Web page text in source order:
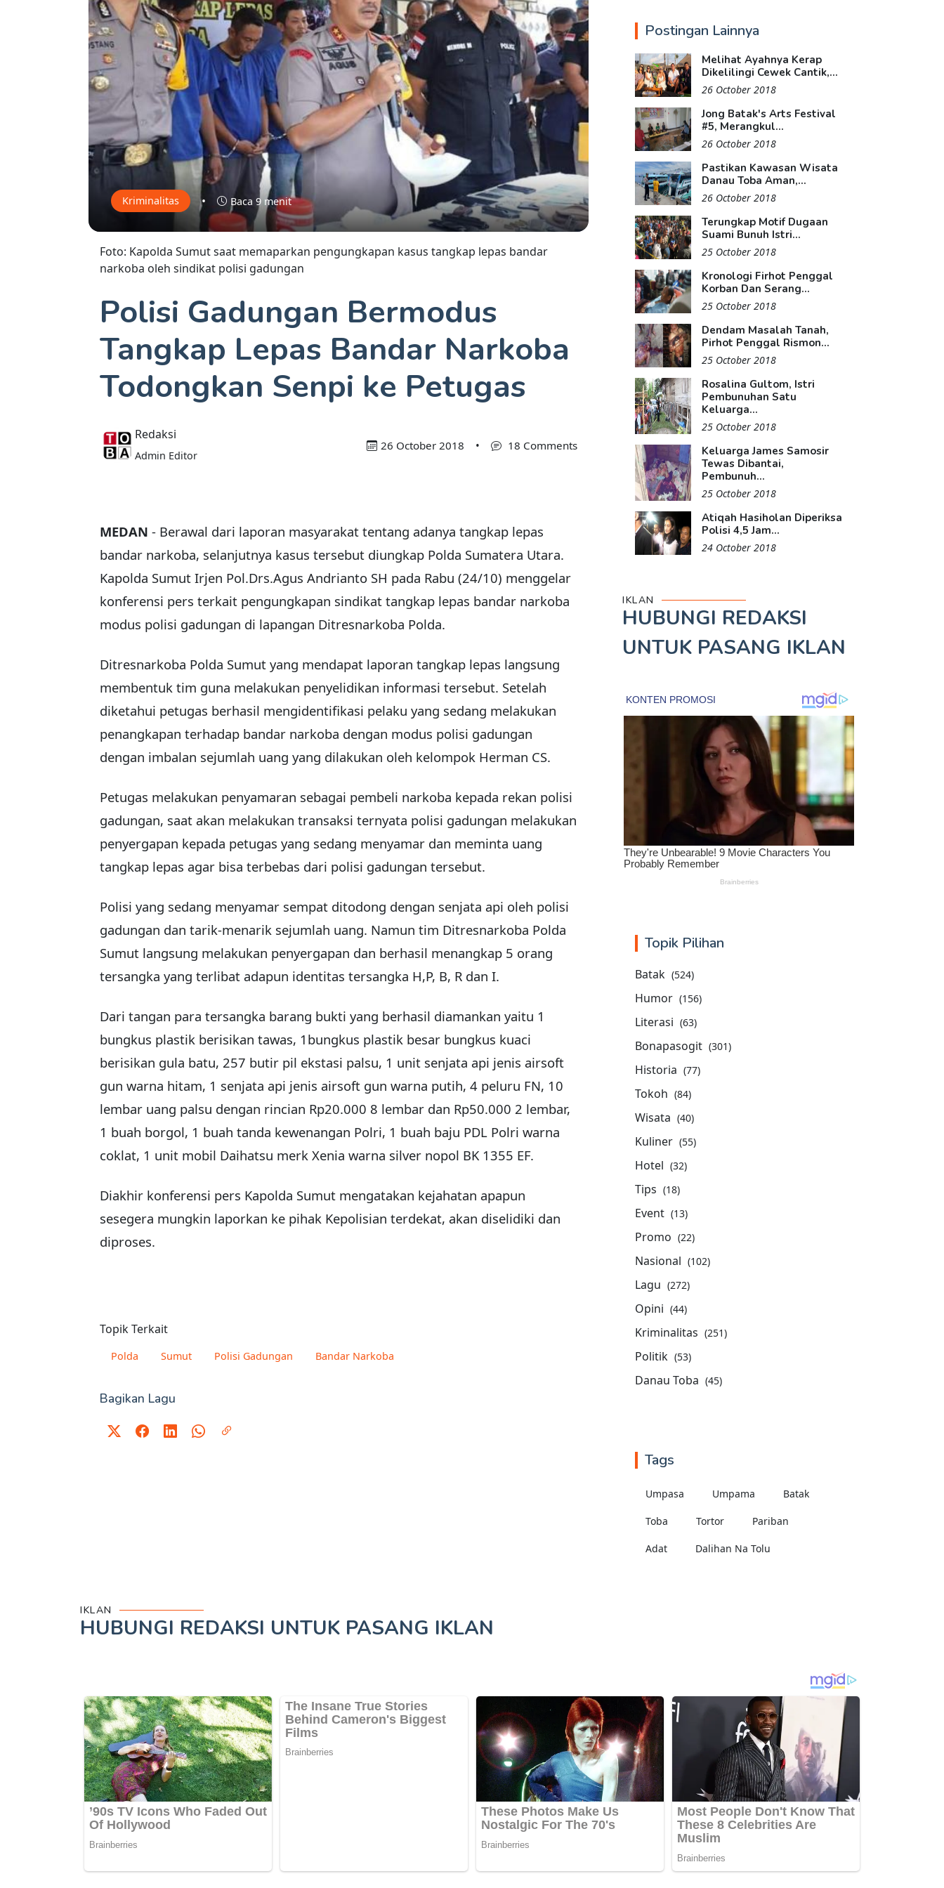
Kriminalitas • Baca 9 menit
Foto: Kapolda Sumut saat memaparkan pengungkapan kasus tangkap lepas bandar
narkoba oleh sindikat polisi gadungan
Polisi Gadungan Bermodus
Tangkap Lepas Bandar Narkoba
Todongkan Senpi ke Petugas
Redaksi
Admin Editor
26 October 2018 • 18 Comments
MEDAN - Berawal dari laporan masyarakat tentang adanya tangkap lepas
bandar narkoba, selanjutnya kasus tersebut diungkap Polda Sumatera Utara.
Kapolda Sumut Irjen Pol.Drs.Agus Andrianto SH pada Rabu (24/10) menggelar
konferensi pers terkait pengungkapan sindikat tangkap lepas bandar narkoba
modus polisi gadungan di lapangan Ditresnarkoba Polda.
Ditresnarkoba Polda Sumut yang mendapat laporan tangkap lepas langsung
membentuk tim guna melakukan penyelidikan informasi tersebut. Setelah
diketahui petugas berhasil mengidentifikasi pelaku yang sedang melakukan
penangkapan terhadap bandar narkoba dengan modus polisi gadungan
dengan imbalan sejumlah uang yang dilakukan oleh kelompok Herman CS.
Petugas melakukan penyamaran sebagai pembeli narkoba kepada rekan polisi
gadungan, saat akan melakukan transaksi ternyata polisi gadungan melakukan
penyergapan kepada petugas yang sedang menyamar dan meminta uang
tangkap lepas agar bisa terbebas dari polisi gadungan tersebut.
Polisi yang sedang menyamar sempat ditodong dengan senjata api oleh polisi
gadungan dan tarik-menarik sejumlah uang. Namun tim Ditresnarkoba Polda
Sumut langsung melakukan penyergapan dan berhasil menangkap 5 orang
tersangka yang terlibat adapun identitas tersangka H,P, B, R dan I.
Dari tangan para tersangka barang bukti yang berhasil diamankan yaitu 1
bungkus plastik berisikan tawas, 1bungkus plastik besar bungkus kuaci
berisikan gula batu, 257 butir pil ekstasi palsu, 1 unit senjata api jenis airsoft
gun warna hitam, 1 senjata api jenis airsoft gun warna putih, 4 peluru FN, 10
lembar uang palsu dengan rincian Rp20.000 8 lembar dan Rp50.000 2 lembar,
1 buah borgol, 1 buah tanda kewenangan Polri, 1 buah baju PDL Polri warna
coklat, 1 unit mobil Daihatsu merk Xenia warna silver nopol BK 1355 EF.
Diakhir konferensi pers Kapolda Sumut mengatakan kejahatan apapun
sesegera mungkin laporkan ke pihak Kepolisian terdekat, akan diselidiki dan
diproses.
Topik Terkait
Polda Sumut Polisi Gadungan Bandar Narkoba
Bagikan Lagu
Postingan Lainnya
Melihat Ayahnya Kerap
Dikelilingi Cewek Cantik,...
26 October 2018
Jong Batak's Arts Festival
#5, Merangkul...
26 October 2018
Pastikan Kawasan Wisata
Danau Toba Aman,...
26 October 2018
Terungkap Motif Dugaan
Suami Bunuh Istri...
25 October 2018
Kronologi Firhot Penggal
Korban Dan Serang...
25 October 2018
Dendam Masalah Tanah,
Pirhot Penggal Rismon...
25 October 2018
Rosalina Gultom, Istri
Pembunuhan Satu
Keluarga...
25 October 2018
Keluarga James Samosir
Tewas Dibantai,
Pembunuh...
25 October 2018
Atiqah Hasiholan Diperiksa
Polisi 4,5 Jam...
24 October 2018
IKLAN
HUBUNGI REDAKSI
UNTUK PASANG IKLAN
Topik Pilihan
Batak (524)
Humor (156)
Literasi (63)
Bonapasogit (301)
Historia (77)
Tokoh (84)
Wisata (40)
Kuliner (55)
Hotel (32)
Tips (18)
Event (13)
Promo (22)
Nasional (102)
Lagu (272)
Opini (44)
Kriminalitas (251)
Politik (53)
Danau Toba (45)
Tags
Umpasa Umpama Batak
Toba Tortor Pariban
Adat Dalihan Na Tolu
IKLAN
HUBUNGI REDAKSI UNTUK PASANG IKLAN